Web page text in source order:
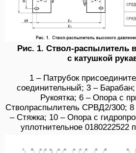
Рис. 1. Ствол-распылитель
с катушкой
1 – Патрубок
соединительный; 3 –
Рукоятка; 6 – Опора с
Стволраспылитель СРВД2/300; 8
– Стяжка; 10 – Опора с
уплотнительное 0180222522